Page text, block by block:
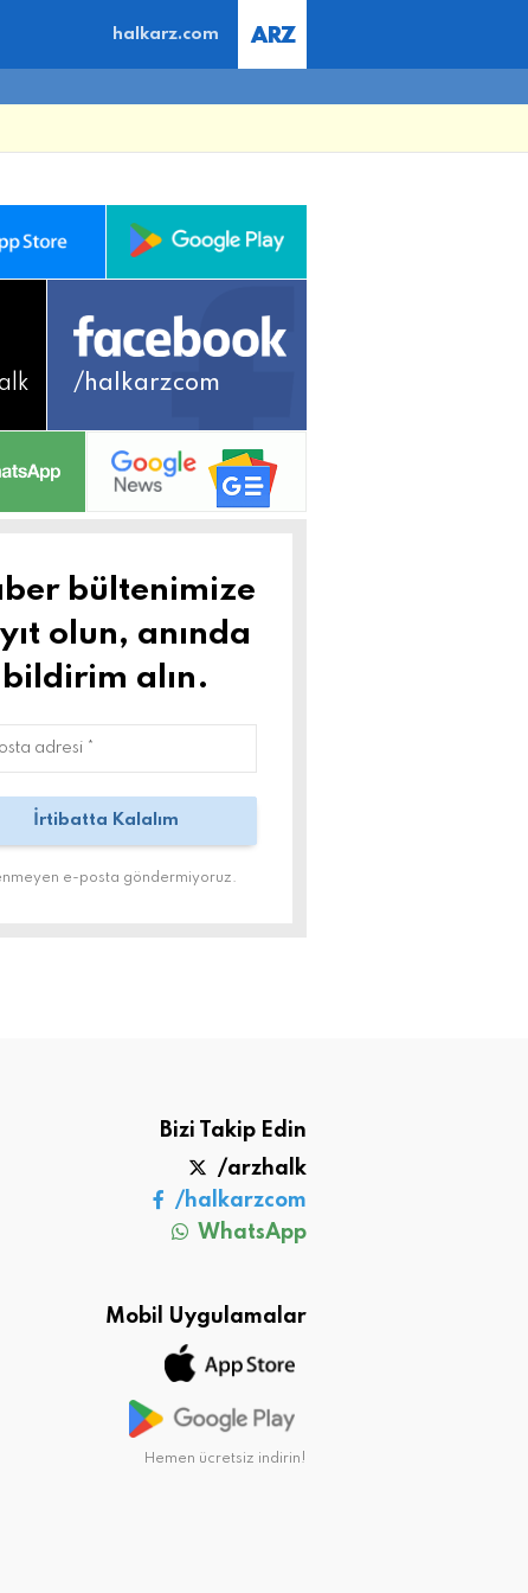
halkarz.com
/halkarzcom
bültenimize
olun, anında
bildirim alın.
e-posta göndermiyoruz.
Bizi Takip Edin
/arzhalk
/halkarzcom
WhatsApp
Mobil Uygulamalar
Hemen ücretsiz indirin!